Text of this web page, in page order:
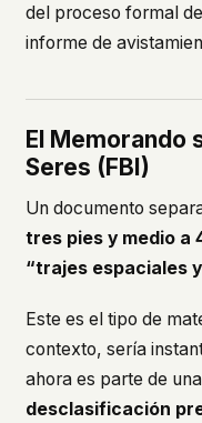
del proceso formal
informe de
El Memorando
Seres (FBI)
Un documento
tres pies y medio a
“trajes espaciales
Este es el tipo de
contexto, sería
ahora es parte de una
desclasificación